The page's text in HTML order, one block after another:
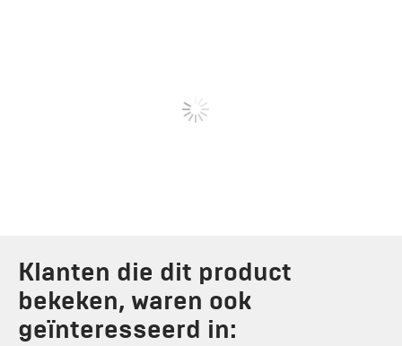
Klanten die dit product
bekeken, waren ook
geïnteresseerd in: